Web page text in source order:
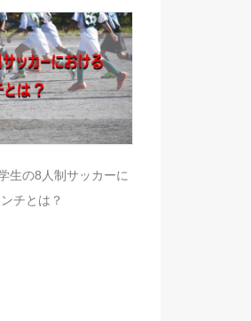
生の8人制サッカーに
チとは？